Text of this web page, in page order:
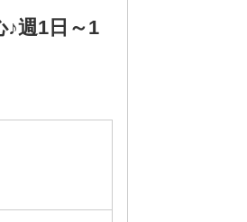
♪週1日～1